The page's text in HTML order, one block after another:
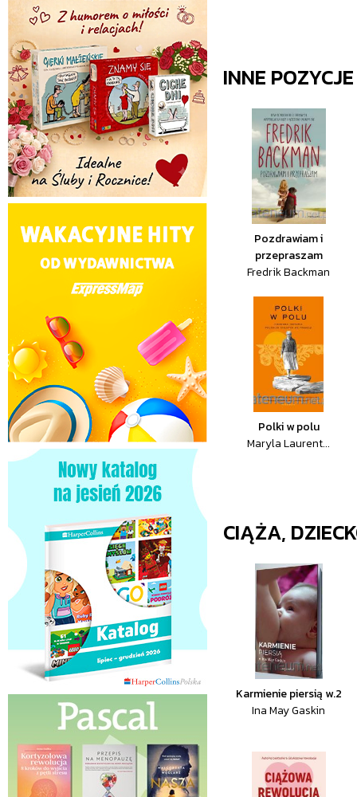
INNE
Pozdrawiam i
przepraszam
Fredrik Backman
Polki w polu
Maryla Laurent...
CIĄŻA,
Karmienie piersią w.2
Ina May Gaskin